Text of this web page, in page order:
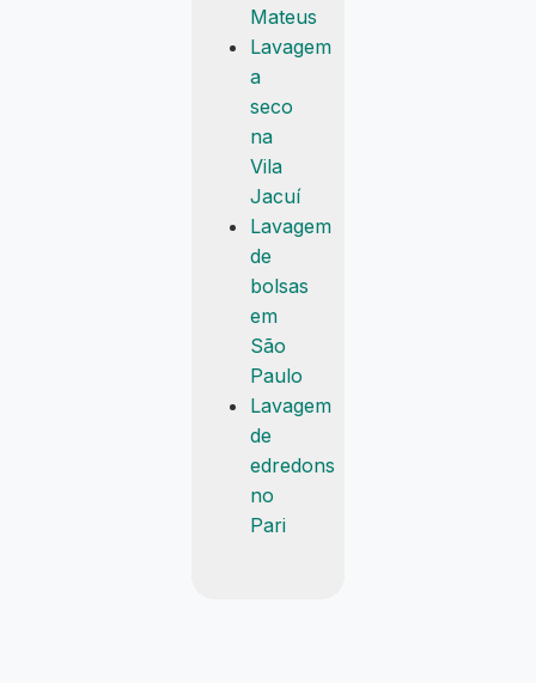
Mateus
Lavagem
a
seco
na
Vila
Jacuí
Lavagem
de
bolsas
em
São
Paulo
Lavagem
de
edredons
no
Pari